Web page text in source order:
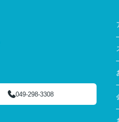
049-298-3308